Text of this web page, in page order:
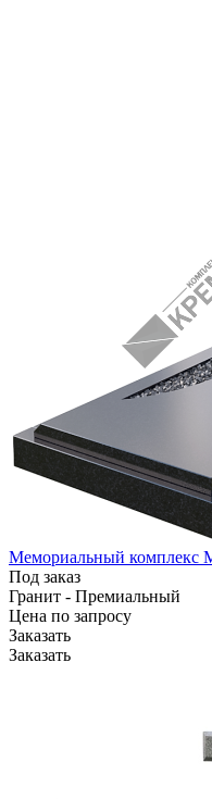
Мемориальный комплекс
Под заказ
Гранит - Премиальный
Цена по запросу
Заказать
Заказать